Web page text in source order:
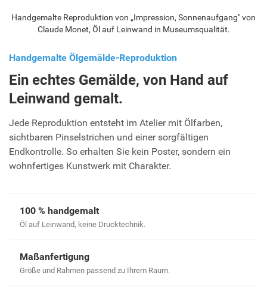
Handgemalte Reproduktion von „Impression, Sonnenaufgang" von
Claude Monet, Öl auf Leinwand in Museumsqualität.
Handgemalte Ölgemälde-Reproduktion
Ein echtes Gemälde, von Hand auf
Leinwand gemalt.
Jede Reproduktion entsteht im Atelier mit Ölfarben,
sichtbaren Pinselstrichen und einer sorgfältigen
Endkontrolle. So erhalten Sie kein Poster, sondern ein
wohnfertiges Kunstwerk mit Charakter.
100 % handgemalt
Öl auf Leinwand, keine Drucktechnik.
Maßanfertigung
Größe und Rahmen passend zu Ihrem Raum.